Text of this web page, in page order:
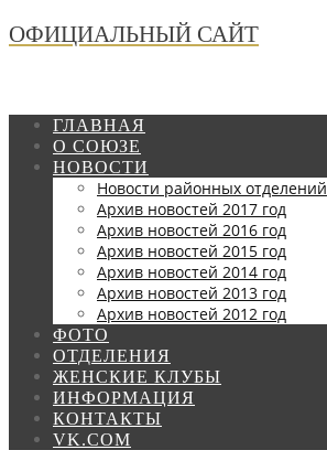
ОФИЦИАЛЬНЫЙ САЙТ
ГЛАВНАЯ
О СОЮЗЕ
НОВОСТИ
Новости районных отделений
Архив новостей 2017 год
Архив новостей 2016 год
Архив новостей 2015 год
Архив новостей 2014 год
Архив новостей 2013 год
Архив новостей 2012 год
ФОТО
ОТДЕЛЕНИЯ
ЖЕНСКИЕ КЛУБЫ
ИНФОРМАЦИЯ
КОНТАКТЫ
VK.COM